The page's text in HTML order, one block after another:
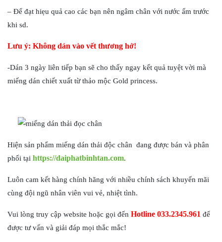
– Để đạt hiẹu quả cao các bạn nên ngâm chân với nước ấm trước
khi sd.
Lưu ý: Không dán vào vết thương hở!
-Dán 3 ngày liên tiếp bạn sẽ cho thấy ngay kết quả tuyệt vời mà
miếng dán chiết xuất từ thảo mộc Gold princess.
Hiện sản phẩm miếng dán thải độc chân đang được bán và phân
phối tại https://daiphatbinhtan.com.
Luôn cam kết hàng chính hãng với nhiều chính sách khuyến mãi
cùng đội ngũ nhân viên vui vẻ, nhiệt tình.
Vui lòng truy cập website hoặc gọi đến Hotline 033.2345.961 để
được tư vấn và giải đáp mọi thắc mắc!